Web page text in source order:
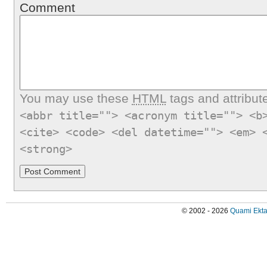
Comment
You may use these HTMLtags and
<abbr title=""> <acronym title="">
<cite> <code> <del datetime="">
<strong>
© 2002 - 2026 Quami